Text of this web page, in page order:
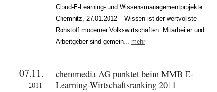
Cloud-E-Learning- und Wissensmanagementprojekte
Chemnitz, 27.01.2012 – Wissen ist der wertvollste
Rohstoff moderner Volkswirtschaften: Mitarbeiter und
Arbeitgeber sind gemein... mehr
07.11.
2011
chemmedia AG punktet beim MMB E-
Learning-Wirtschaftsranking 2011